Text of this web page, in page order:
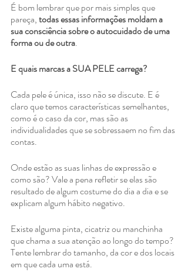
É bom lembrar que por mais simples que
pareça, todas essas informações moldam a
sua consciência sobre o autocuidado de uma
forma ou de outra.
E quais marcas a SUA PELE carrega?
Cada pele é única, isso não se discute. E é
claro que temos características semelhantes,
como é o caso da cor, mas são as
individualidades que se sobressaem no fim das
contas.
Onde estão as suas linhas de expressão e
como são? Vale a pena refletir se elas são
resultado de algum costume do dia a dia e se
explicam algum hábito negativo.
Existe alguma pinta, cicatriz ou manchinha
que chama a sua atenção ao longo do tempo?
Tente lembrar do tamanho, da cor e dos locais
em que cada uma está.